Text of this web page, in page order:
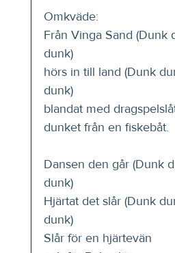
Omkväde:
Från Vinga Sand (Dunk
dunk)
hörs in till land (Dunk
dunk)
blandat med
dunket från en fiskebåt.
Dansen den går (Dunk
dunk)
Hjärtat det slår (Dunk
dunk)
Slår för en hjärtevän